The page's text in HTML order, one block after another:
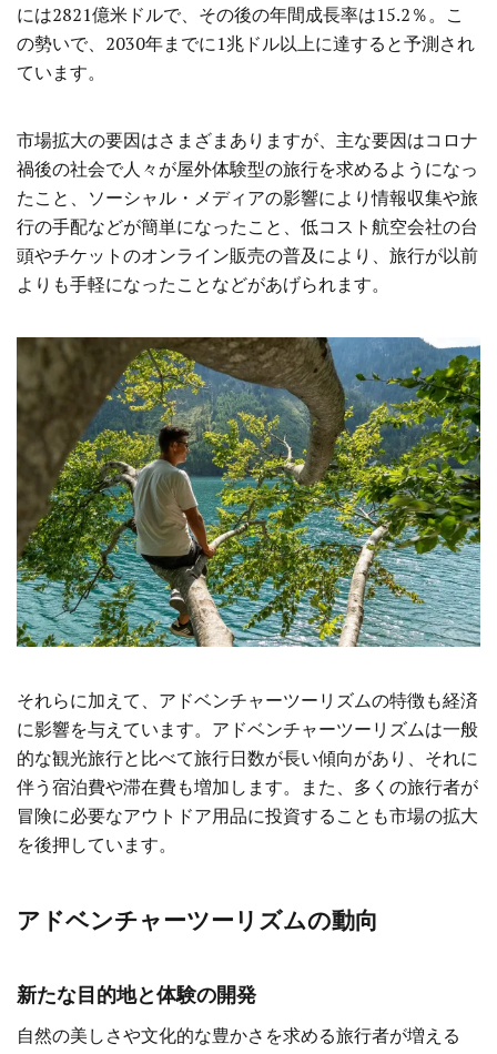
には2821億米ドルで、その後の年間成長率は15.2％。こ
の勢いで、2030年までに1兆ドル以上に達すると予測され
ています。
市場拡大の要因はさまざまありますが、主な要因はコロナ
禍後の社会で人々が屋外体験型の旅行を求めるようになっ
たこと、ソーシャル・メディアの影響により情報収集や旅
行の手配などが簡単になったこと、低コスト航空会社の台
頭やチケットのオンライン販売の普及により、旅行が以前
よりも手軽になったことなどがあげられます。
それらに加えて、アドベンチャーツーリズムの特徴も経済
に影響を与えています。アドベンチャーツーリズムは一般
的な観光旅行と比べて旅行日数が長い傾向があり、それに
伴う宿泊費や滞在費も増加します。また、多くの旅行者が
冒険に必要なアウトドア用品に投資することも市場の拡大
を後押しています。
アドベンチャーツーリズムの動向
新たな目的地と体験の開発
自然の美しさや文化的な豊かさを求める旅行者が増える